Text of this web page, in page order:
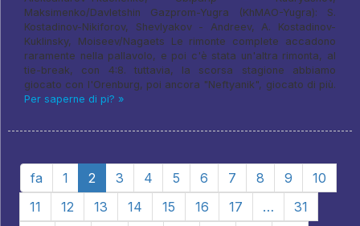
Maksimenko/Davletshin Gazprom-Yugra (KhMAO-Yugra): S.
Kostadinov-Nikiforov, Shevlyakov - Andreev, A. Kostadinov-
Kuklinsky, Moiseev/Nagaets Le rimonte complete accadono
raramente nella pallavolo, e poi c'è stata un'altra rimonta, al
tie-break, con 4:8. tuttavia, la scorsa stagione abbiamo
giocato con l'Orenburg, poi ancora "Neftyanik", giocato di più.
Per saperne di pi? »
fa 1 2 3 4 5 6 7 8 9
10
11
12 13 14 15 16 17 …
31